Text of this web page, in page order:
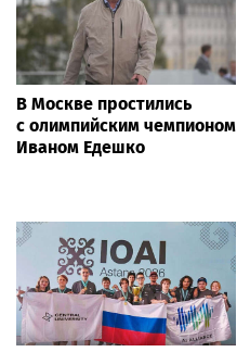
В Москве простились
с олимпийским чемпионом
Иваном Едешко